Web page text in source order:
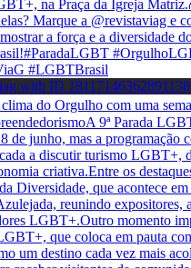
with ID 18117146362891138